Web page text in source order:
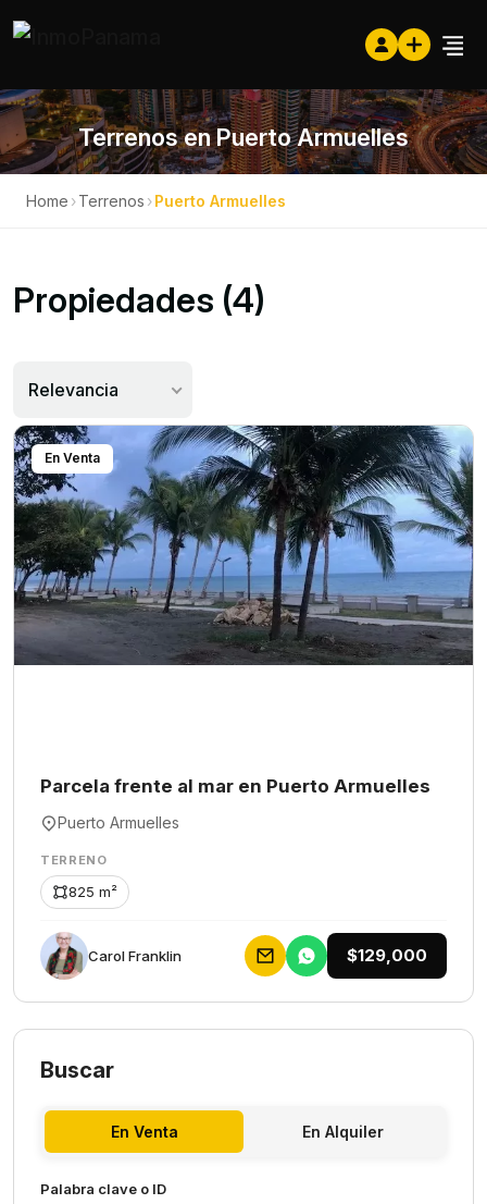
Terrenos en Puerto Armuelles
Home ›Terrenos ›Puerto Armuelles
Propiedades (4)
Relevancia
En Venta
Parcela frente al mar en Puerto Armuelles
Puerto Armuelles
TERRENO
825 m²
Carol Franklin $129,000
Buscar
En Venta En Alquiler
Palabra clave o ID